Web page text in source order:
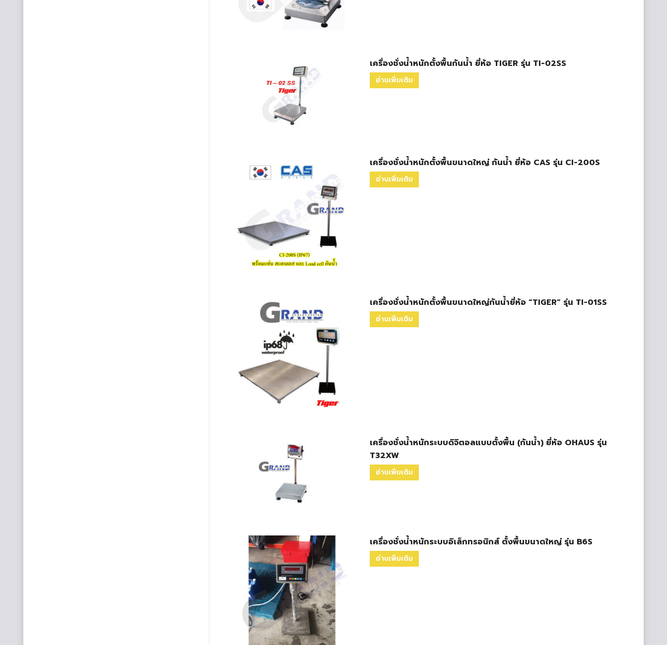
เครื่องชั่งน้ำหนักตั้งพื้นกันน้ำ ยี่ห้อ TIGER รุ่น TI-02SS
อ่านเพิ่มเติม
เครื่องชั่งน้ำหนักตั้งพื้นขนาดใหญ่ กันน้ำ ยี่ห้อ CAS รุ่น CI-200S
อ่านเพิ่มเติม
เครื่องชั่งน้ำหนักตั้งพื้นขนาดใหญ่กันน้ำยี่ห้อ “TIGER” รุ่น TI-01SS
อ่านเพิ่มเติม
เครื่องชั่งน้ำหนักระบบดิจิตอลแบบตั้งพื้น (กันน้ำ) ยี่ห้อ OHAUS รุ่น
T32XW
อ่านเพิ่มเติม
เครื่องชั่งน้ำหนักระบบอิเล็กทรอนิกส์ ตั้งพื้นขนาดใหญ่ รุ่น B6S
อ่านเพิ่มเติม